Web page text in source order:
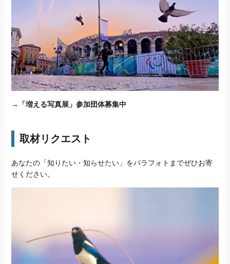
→ 「増える写真展」参加団体募集中
取材リクエスト
あなたの「知りたい・知らせたい」をパラフォトまでぜひお寄
せください。